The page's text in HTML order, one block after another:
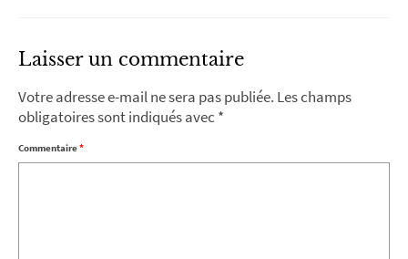
Laisser un commentaire
Votre adresse e-mail ne sera pas publiée. Les champs
obligatoires sont indiqués avec *
Commentaire*